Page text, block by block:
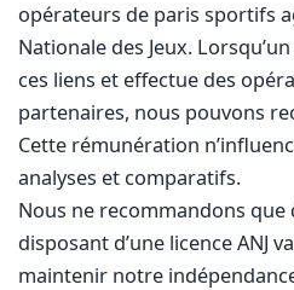
opérateurs de paris sportifs
Nationale des Jeux.
ces liens et effectue des
partenaires, nous pouvons
Cette rémunération
analyses et comparatifs.
Nous ne recommandons que
disposant d’une licence ANJ
maintenir notre